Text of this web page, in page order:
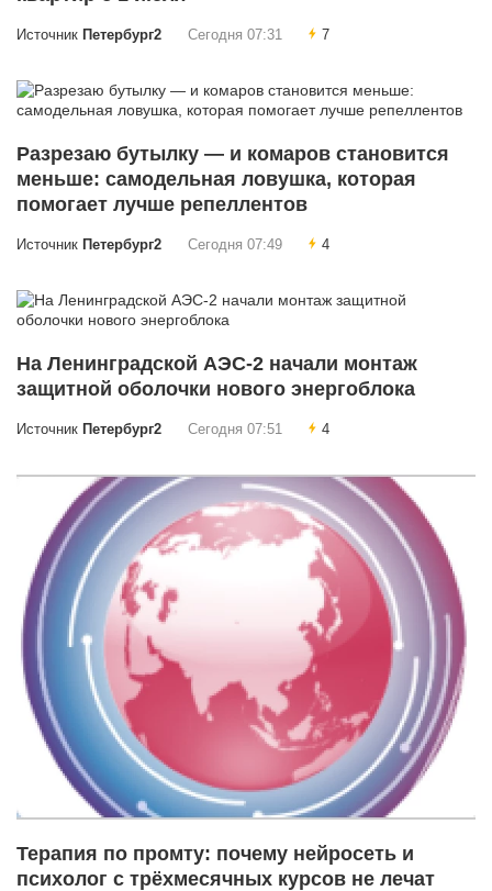
Источник Петербург2 Сегодня 07:31 7
Разрезаю бутылку — и комаров становится
меньше: самодельная ловушка, которая
помогает лучше репеллентов
Источник Петербург2 Сегодня 07:49 4
На Ленинградской АЭС-2 начали монтаж
защитной оболочки нового энергоблока
Источник Петербург2 Сегодня 07:51 4
Терапия по промту: почему нейросеть и
психолог с трёхмесячных курсов не лечат